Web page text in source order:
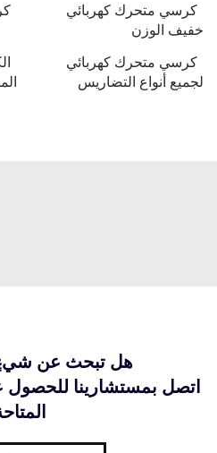
كرسي متحرك كهربائي
خفيف الوزن
كرسي متحرك كهربائي
لجميع أنواع التضاريس
هل تبحث عن شيءٍ
اتصل بمستشارينا